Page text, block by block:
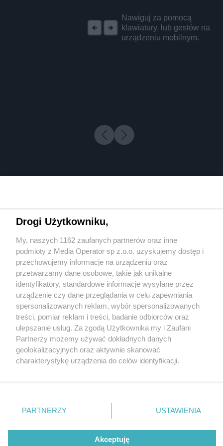
Nawiguj za pomocą
klawiatury, lub gestów na
urządzeniu mobilnym.
1 / 0
Wydawca mediów lokalnych
Nie zapomnij
zapoznać się z:
polityką prywatności
Twojemiasto
Piekary Śląskie
Chorzów
Tarnowskie Góry
Gliwice
Skontakuj sięz nami
Kontakt
Redakcja
Newsletter
Drogi Użytkowniku,
My, naszych 1162 zaufanych partnerów oraz inne
podmioty z Media Operator sp z.o.o. uzyskujemy dostęp i
przechowujemy informacje na urządzeniu oraz
przetwarzamy dane osobowe, takie jak unikalne
identyfikatory, standardowe informacje wysyłane przez
urządzenie czy dane przeglądania w celu zapewniania
spersonalizowanych reklam, wybór spersonalizowanych
treści, pomiar reklam i treści, badanie odbiorców oraz
ulepszanie usług. Za zgodą Użytkownika my i Zaufani
Partnerzy możemy używać dokładnych danych
geolokalizacyjnych oraz aktywnie skanować
charakterystykę urządzenia do celów identyfikacji.
zmienić/wycofać klikając przycisk ustawień prywatności
znajdujący się w lewym dolnym rogu strony
rodzaje przetwarzania danych nie wymagają zgody
użytkownika, ale masz prawo sprzeciwić się takiemu
PARTNERZY USTAWIENIA
Akceptuję